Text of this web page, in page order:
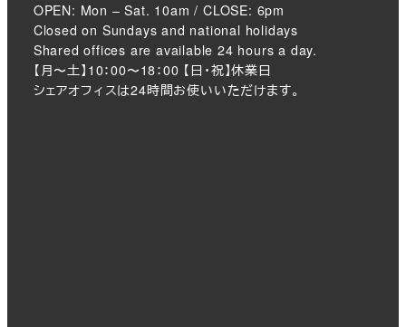
OPEN: Mon – Sat. 10am / CLOSE: 6pm
Closed on Sundays and national holidays
Shared offices are available 24 hours a day.
【月〜土】10：00〜18：00 【日・祝】休業日
シェアオフィスは24時間お使いいただけます。